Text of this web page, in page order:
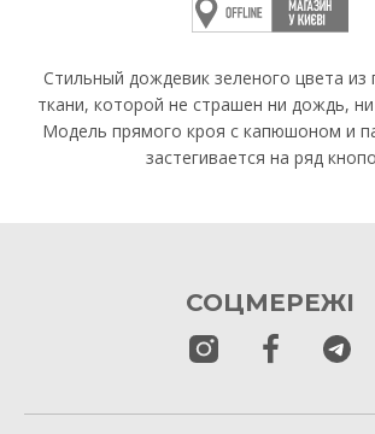
Стильный дождевик зеленого цвета из
ткани, которой не страшен ни дождь,
Модель прямого кроя с капюшоном и
застегивается на ряд
СОЦМЕРЕЖІ